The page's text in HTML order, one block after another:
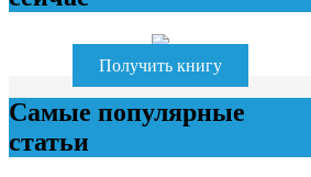
Получить книгу
Самые популярные
статьи